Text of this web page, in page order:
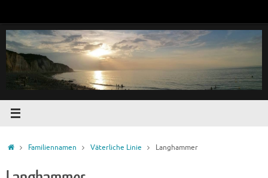
springen
Startseite
Familiennamen Väterliche Linie Langhammer